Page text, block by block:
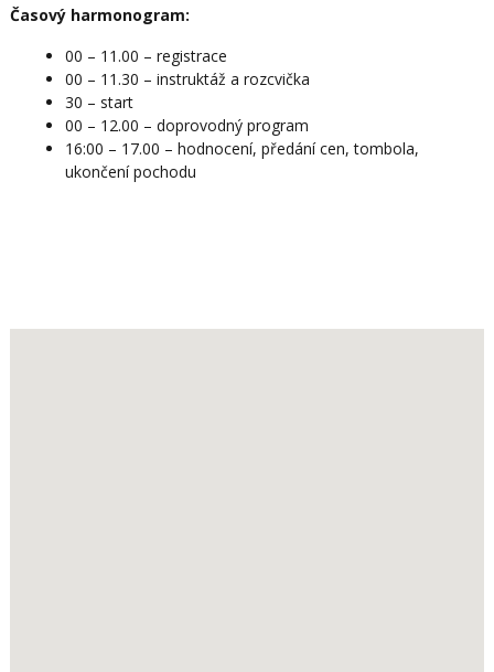
Časový harmonogram:
00 – 11.00 – registrace
00 – 11.30 – instruktáž a rozcvička
30 – start
00 – 12.00 – doprovodný program
16:00 – 17.00 – hodnocení, předání cen, tombola,
ukončení pochodu